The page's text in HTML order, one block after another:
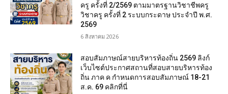
ครู ครั้งที่ 2/2569 ตามมาตรฐานวิชาชีพครู
วิชาครู ครั้งที่ 2 ระบบกระดาษ ประจำปี พ.ศ.
2569
6 สิงหาคม 2026
สอบสัมภาษณ์สายบริหารท้องถิ่น 2569 ลิงก์
เว็บไซต์ประกาศสถานที่สอบสายบริหารท้อง
ถิ่น ภาค ค กำหนดการสอบสัมภาษณ์ 18-21
ส.ค. 69 คลิกที่นี่